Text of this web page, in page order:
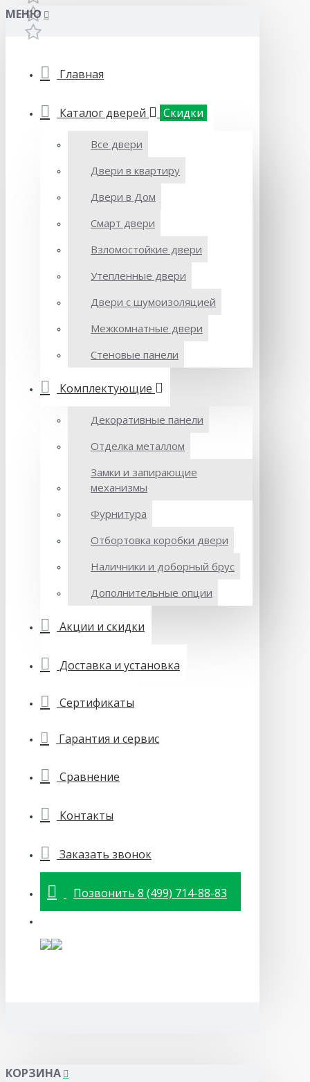
МЕНЮ
Главная
Каталог дверей Скидки
Все двери
Двери в квартиру
Двери в Дом
Смарт двери
Взломостойкие двери
Утепленные двери
Двери с шумоизоляцией
Межкомнатные двери
Стеновые панели
Комплектующие
Декоративные панели
Отделка металлом
Замки и запирающие
механизмы
Фурнитура
Отбортовка коробки двери
Наличники и доборный брус
Дополнительные опции
Акции и скидки
Доставка и установка
Сертификаты
Гарантия и сервис
Сравнение
Контакты
Заказать звонок
Позвонить 8 (499) 714-88-83
КОРЗИНА